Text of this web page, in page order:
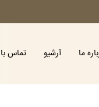
ما آرشیو تماس